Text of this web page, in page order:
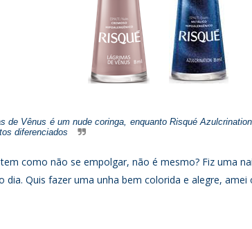
de Vênus é um nude coringa, enquanto Risqué
diferenciados
como não se empolgar, não é mesmo? Fiz uma
dia. Quis fazer uma unha bem colorida e alegre, amei